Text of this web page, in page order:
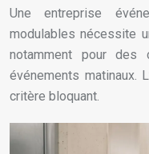
Une entreprise
modulables nécessite
notamment pour des
événements matinaux.
critère bloquant.